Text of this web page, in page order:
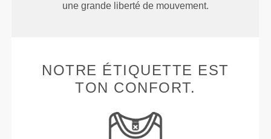
une grande liberté de mouvement.
NOTRE ÉTIQUETTE EST
TON CONFORT.